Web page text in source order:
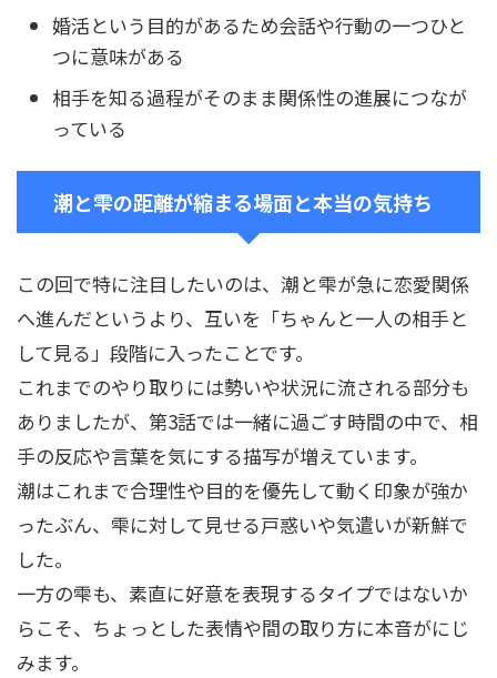
婚活という目的があるため会話や行動の一つひと
つに意味がある
相手を知る過程がそのまま関係性の進展につなが
っている
潮と雫の距離が縮まる場面と本当の気持ち
この回で特に注目したいのは、潮と雫が急に恋愛関係
へ進んだというより、互いを「ちゃんと一人の相手と
して見る」段階に入ったことです。
これまでのやり取りには勢いや状況に流される部分も
ありましたが、第3話では一緒に過ごす時間の中で、相
手の反応や言葉を気にする描写が増えています。
潮はこれまで合理性や目的を優先して動く印象が強か
ったぶん、雫に対して見せる戸惑いや気遣いが新鮮で
した。
一方の雫も、素直に好意を表現するタイプではないか
らこそ、ちょっとした表情や間の取り方に本音がにじ
みます。